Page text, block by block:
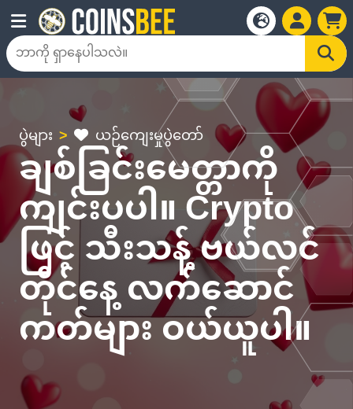
ပွဲများ ယဉ်ကျေးမှုပွဲတော်
ချစ်ခြင်းမေတ္တာကို
ကျင်းပပါ။ Crypto
ဖြင့် သီးသန့် ဗယ်လင်
တိုင်နေ့ လက်ဆောင်
ကတ်များ ဝယ်ယူပါ။